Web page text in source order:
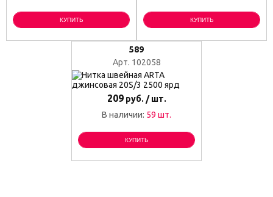
КУПИТЬ КУПИТЬ
589
Арт. 102058
209руб. / шт.
В наличии: 59 шт.
КУПИТЬ